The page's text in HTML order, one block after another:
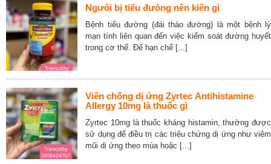
Ngưòi bị tiểu đưòng nên kiên gì
Bệnh tiểu đường (đái tháo đường) là một bệnh lý
mạn tính liên quan đến việc kiểm soát đường huyết
trong cơ thể. Để hạn chế [...]
Viên chống dị ứng Zyrtec Antihistamine
Allergy 10mg là thuốc gì
Zyrtec 10mg là thuốc kháng histamin, thường được
sử dụng để điều trị các triệu chứng dị ứng như viêm
mũi dị ứng theo mùa hoặc [...]